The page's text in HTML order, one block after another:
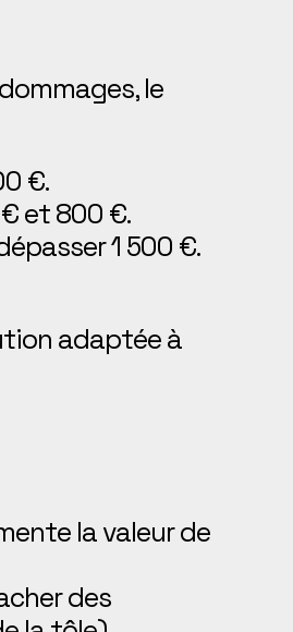
le
€.
et 800 €.
1 500 €.
adaptée à
la valeur de
des